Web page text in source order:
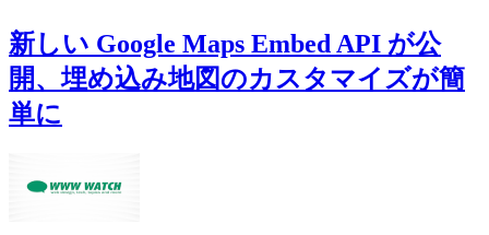
新しい Google Maps Embed API が公
開、埋め込み地図のカスタマイズが簡
単に